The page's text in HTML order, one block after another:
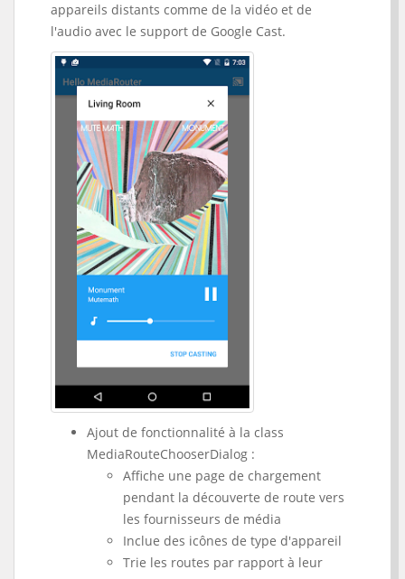
appareils distants comme de la vidéo et de
l'audio avec le support de Google Cast.
Ajout de fonctionnalité à la class
MediaRouteChooserDialog :
Affiche une page de chargement
pendant la découverte de route vers
les fournisseurs de média
Inclue des icônes de type d'appareil
Trie les routes par rapport à leur